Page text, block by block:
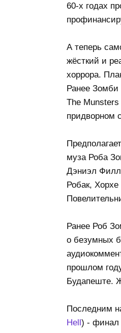
60-х годах
А теперь
жёсткий и
хоррора.
Ранее
The
придворном
муза Роба
Дэниэл
Робак,
Ранее Роб
о безумных
прошлом
Будапеште.
Последним
Hell) - финал